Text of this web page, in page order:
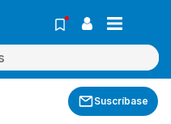
Suscríbase